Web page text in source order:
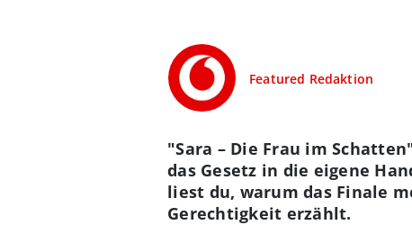
Featured Redaktion
"Sara – Die Frau im
das Gesetz in die eigene
liest du, warum das Finale
Gerechtigkeit erzählt.